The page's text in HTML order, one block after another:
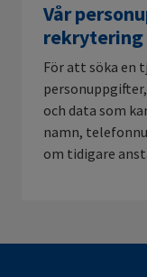
Vår
rekrytering
För att söka en
och data som
namn,
om tidigare